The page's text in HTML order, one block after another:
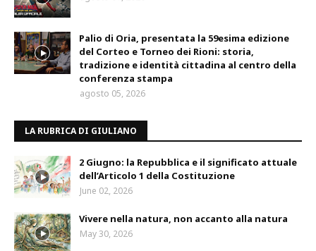
Palio di Oria, presentata la 59esima edizione
del Corteo e Torneo dei Rioni: storia,
tradizione e identità cittadina al centro della
conferenza stampa
agosto 05, 2026
LA RUBRICA DI GIULIANO
2 Giugno: la Repubblica e il significato attuale
dell’Articolo 1 della Costituzione
June 02, 2026
Vivere nella natura, non accanto alla natura
May 30, 2026